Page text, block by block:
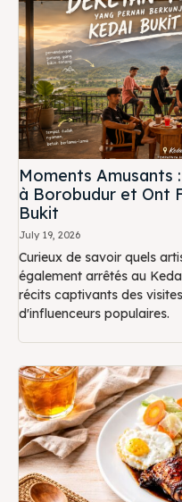
Moments Amusants
à Borobudur et Ont
Bukit
July 19, 2026
Curieux de savoir quels
également arrêtés au
récits captivants des
d'influenceurs populaires.